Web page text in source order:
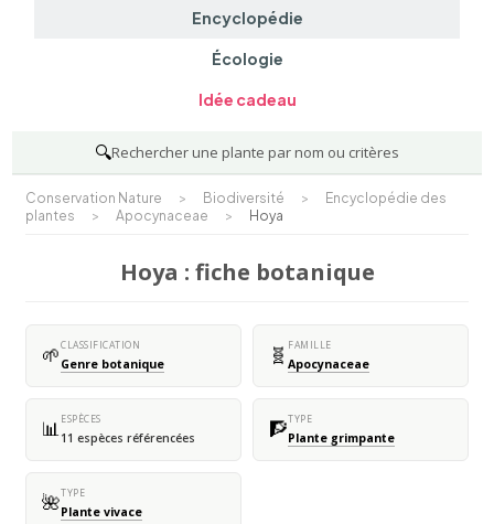
Encyclopédie
Écologie
Idée cadeau
🔍Rechercher une plante par nom ou critères
Conservation Nature > Biodiversité >
Encyclopédie des
plantes
> Apocynaceae > Hoya
Hoya : fiche botanique
🌱CLASSIFICATION
Genre botanique 🧬 FAMILLE
Apocynaceae
📊ESPÈCES
11 espèces référencées 🧗TYPE
Plante grimpante
🌺TYPE
Plante vivace